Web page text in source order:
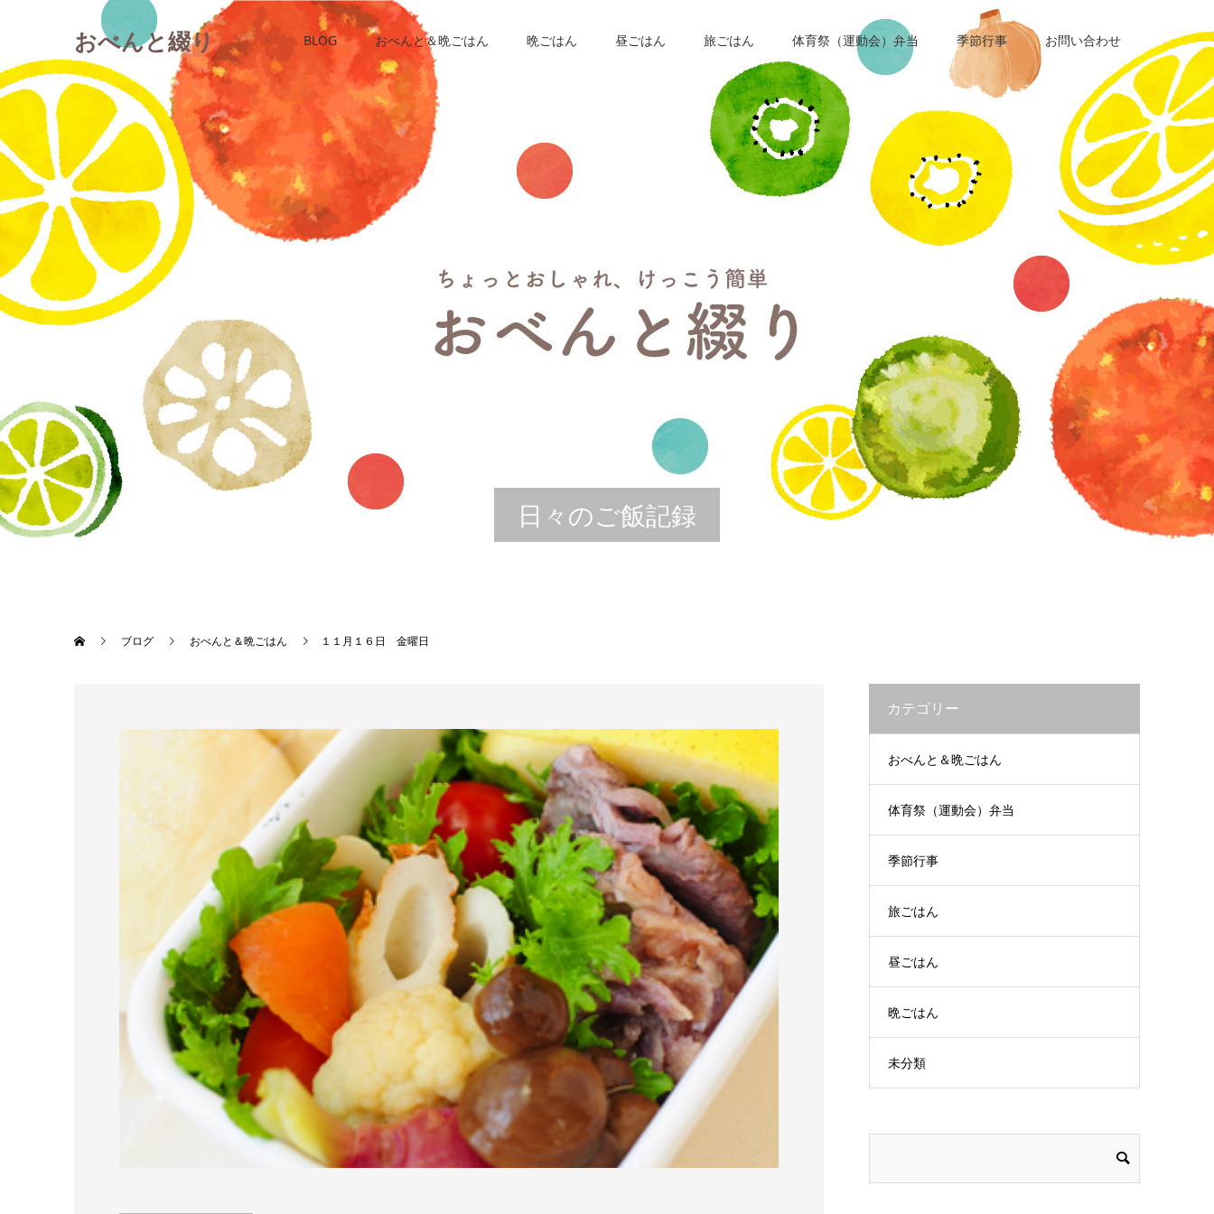
おべんと綴り BLOG おべんと＆晩ごはん 晩ごはん 昼ごはん 旅ごはん 体育祭（運動会）弁当 季節行事 お問い合わせ
日々のご飯記録
ブログ おべんと＆晩ごはん １１月１６日 金曜日
カテゴリー
おべんと＆晩ごはん
体育祭（運動会）弁当
季節行事
旅ごはん
昼ごはん
晩ごはん
未分類